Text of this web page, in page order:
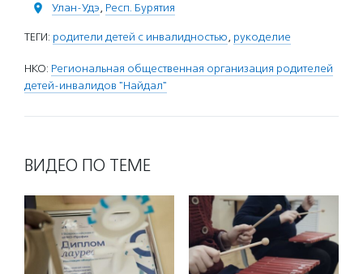
Улан-Удэ, Респ. Бурятия
ТЕГИ: родители детей с инвалидностью, рукоделие
НКО: Региональная общественная организация родителей
детей-инвалидов "Найдал"
ВИДЕО ПО ТЕМЕ